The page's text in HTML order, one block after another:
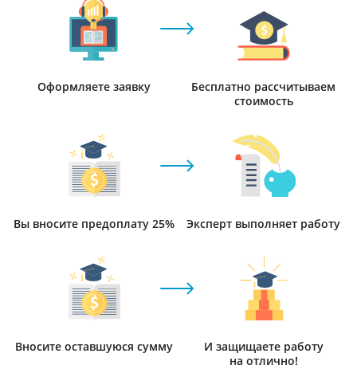
Оформляете заявку
Бесплатно рассчитываем
стоимость
Вы вносите предоплату 25% Эксперт выполняет работу
Вносите оставшуюся сумму
И защищаете работу
на отлично!